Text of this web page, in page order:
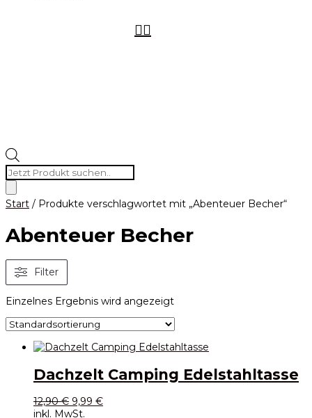
Products
search

Start / Produkte verschlagwortet mit „Abenteuer Becher“
Abenteuer Becher
Filter
Einzelnes Ergebnis wird angezeigt
Dachzelt Camping Edelstahltasse
12,90€ Ursprünglicher
Preis
9,99 €Aktueller
inkl. MwSt.